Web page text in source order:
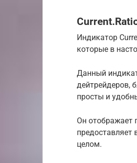
Индикатор
которые в
Данный
дейтрейдеров,
просты и
Он отображает
целом.